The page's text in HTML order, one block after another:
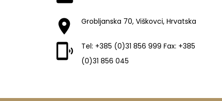
Grobljanska 70, Viškovci, Hrvatska
Tel: +385 (0)31 856 999 Fax: +385
(0)31 856 045